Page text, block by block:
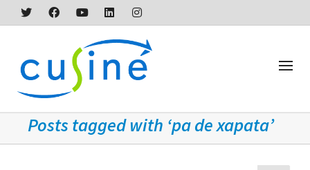
Posts tagged with ‘pa de xapata’